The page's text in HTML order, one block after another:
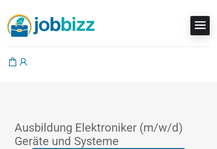
Ausbildung Elektroniker (m/w/d)
Geräte und Systeme